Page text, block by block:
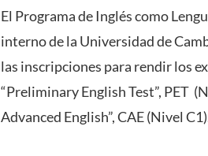
El Programa de Inglés como
interno de la Universidad de
las inscripciones para rendir los
“Preliminary English Test”, PET
Advanced English”, CAE (Nivel